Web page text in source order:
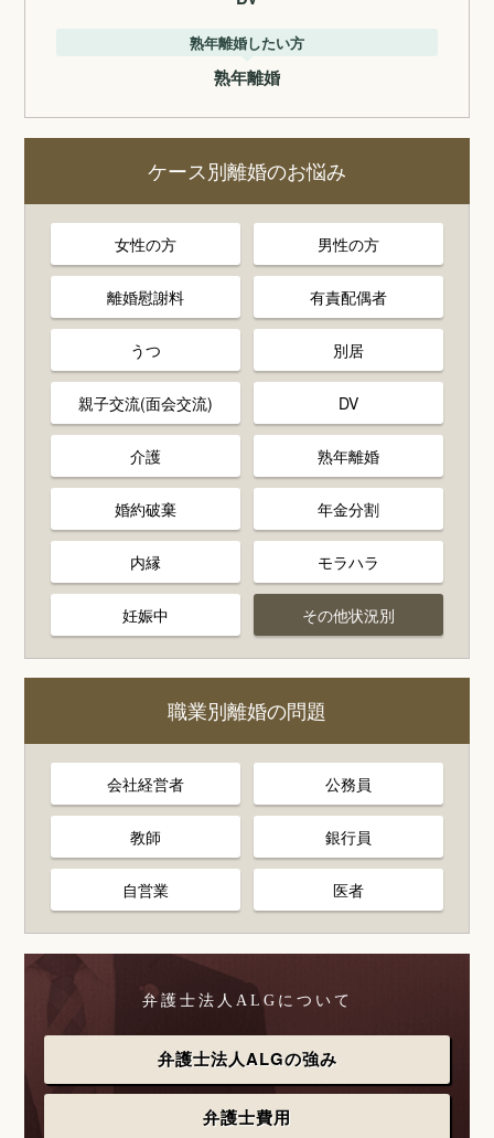
熟年離婚したい方
熟年離婚
ケース別離婚のお悩み
女性の方 男性の方
離婚慰謝料 有責配偶者
うつ 別居
親子交流(面会交流) DV
介護 熟年離婚
婚約破棄 年金分割
内縁 モラハラ
妊娠中 その他状況別
職業別離婚の問題
会社経営者 公務員
教師 銀行員
自営業 医者
弁護士法人ALGについて
弁護士法人ALGの強み
弁護士費用